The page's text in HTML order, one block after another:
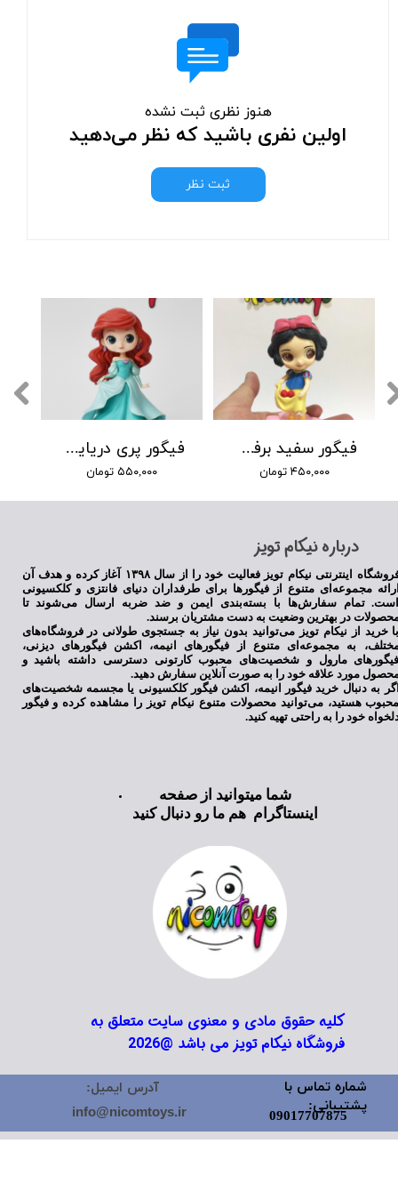
هنوز نظری ثبت نشده
اولین نفری باشید که نظر می‌دهید
ثبت نظر
فیگور پری دریایی با لباس سبز
۵۵۰,۰۰۰ تومان
فیگور سفید برفی چشم تیله ای پایه گلبرگی
۴۵۰,۰۰۰ تومان
​درباره نیکام تویز
فروشگاه اینترنتی نیکام تویز فعالیت خود را از سال ۱۳۹۸ آغاز کرده و هدف آن
مجموعه‌ای متنوع از فیگورها برای طرفداران دنیای فانتزی و کلکسیونی
تمام سفارش‌ها با بسته‌بندی ایمن و ضد ضربه ارسال می‌شوند تا
در بهترین وضعیت به دست مشتریان برسند.
خرید از نیکام تویز می‌توانید بدون نیاز به جستجوی طولانی در فروشگاه‌های
به مجموعه‌ای متنوع از فیگورهای انیمه، اکشن فیگورهای دیزنی،
مارول و شخصیت‌های محبوب کارتونی دسترسی داشته باشید و
مورد علاقه خود را به صورت آنلاین سفارش دهید.
به دنبال خرید فیگور انیمه، اکشن فیگور کلکسیونی یا مجسمه شخصیت‌های
هستید، می‌توانید محصولات متنوع نیکام تویز را مشاهده کرده و فیگور
خود را به راحتی تهیه کنید.
فروشگاه نیکام تویز می باشد @2026
شما میتوانید از صفحه
اینستاگرام هم ما رو دنبال کنید
شماره تماس با
پشتیبانی:
09017707875
آدرس ایمیل:
info@nicomtoys.ir